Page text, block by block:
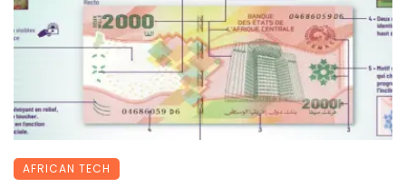
AFRICAN TECH